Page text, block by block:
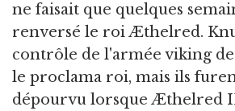
ne faisait que quelques
renversé le roi Æthelred.
contrôle de l'armée viking
le proclama roi, mais ils
dépourvu lorsque Æthelred